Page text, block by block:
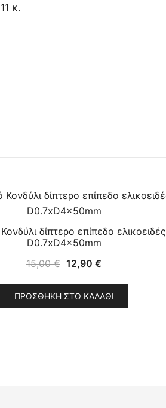
κ.
δίπτερο επίπεδο ελικοειδές
D0.7xD4x50mm
15,00€ Original
was:
15,00 €.
12,90 €
τιμή
είναι:
ΠΡΟΣΘΉΚΗ ΣΤΟ ΚΑΛΆΘΙ